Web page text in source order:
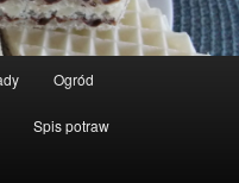
Ogród
Spis potraw